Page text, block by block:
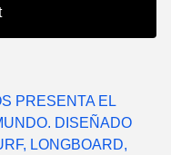
PRESENTA EL
DISEÑADO
LONGBOARD,